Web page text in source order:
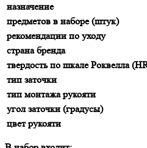
назначение
предметов в наборе (штук)
рекомендации по уходу
страна бренда
твердость по шкале Роквелла
тип заточки
тип монтажа рукояти
угол заточки (градусы)
цвет рукояти